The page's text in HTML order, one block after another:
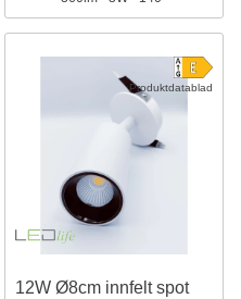
Produktdatablad
12W Ø8cm innfelt spot